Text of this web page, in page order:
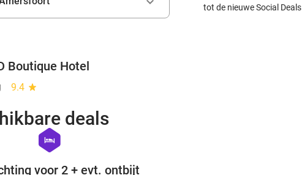
tot de nieuwe Social Deals
Boutique Hotel
9.4 star
deals
hexagon
hotel
voor 2 + evt. ontbijt